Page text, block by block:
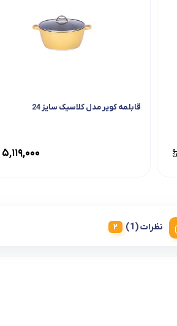
قابلمه کویر مدل کلاسیک سایز 24
۵,۱۱۹,۰۰۰
نظرات (1)